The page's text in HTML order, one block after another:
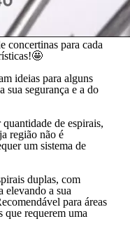
concertinas para cada
ideias para alguns
sua segurança e a do
de espirais,
região não é
um sistema de
duplas, com
elevando a sua
para áreas
que requerem uma